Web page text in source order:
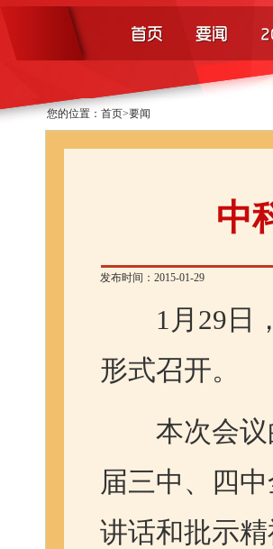
您的位置： 首页>要闻
中
发布时间：2015-01-29
1月29日，
形式召开。
本次会议
届三中、四
讲话和批示